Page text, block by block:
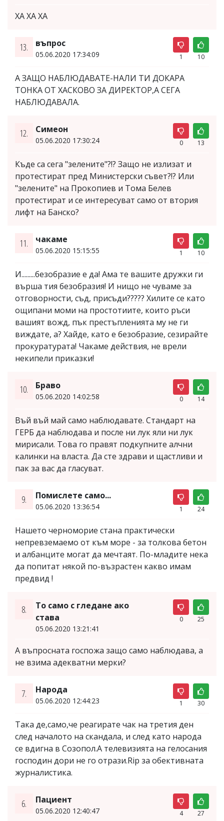
ХА ХА ХА
13. въпрос
05.06.2020 17:34:09 1 10
А ЗАЩО НАБЛЮДАВАТЕ-НАЛИ ТИ ДОКАРА
ТОНКА ОТ ХАСКОВО ЗА ДИРЕКТОР,А СЕГА
НАБЛЮДАВАЛА.
12. Симеон
05.06.2020 17:30:24 0 13
Къде са сега "зелените"?!? Защо не излизат и
протестират пред Министерски съвет?!? Или
"зелените" на Прокопиев и Тома Белев
протестират и се интересуват само от втория
лифт на Банско?
11. чакаме
05.06.2020 15:15:55 1 10
И.........безобразие е да! Ама те вашите дружки ги
върша тия безобразия! И нищо не чуваме за
отговорности, съд, присъди????? Хилите се като
ощипани моми на простотиите, които ръси
вашият вожд, пък престъпленията му не ги
виждате, а? Хайде, като е безобразие, сезирайте
прокуратурата! Чакаме действия, не врели
некипели приказки!
10. Браво
05.06.2020 14:02:58 0 14
Въй въй май само наблюдавате. Стандарт на
ГЕРБ да наблюдава и после ни лук яли ни лук
мирисали. Това го правят подкупните алчни
калинки на власта. Да сте здрави и щастливи и
пак за вас да гласуват.
9. Помислете само...
05.06.2020 13:36:54 1 24
Нашето черноморие стана практически
непревземаемо от към море - за толкова бетон
и албанците могат да мечтаят. По-младите нека
да попитат някой по-възрастен какво имам
предвид !
8.
То само с гледане ако
става
05.06.2020 13:21:41
0 25
А въпросната госпожа защо само наблюдава, а
не взима адекватни мерки?
7. Народа
05.06.2020 12:44:23 1 30
Така де,само,че реагирате чак на третия ден
след началото на скандала, и след като народа
се вдигна в Созопол.А телевизията на гелосания
господин дори не го отрази.Rip за обективната
журналистика.
6. Пациент
05.06.2020 12:40:47 4 27